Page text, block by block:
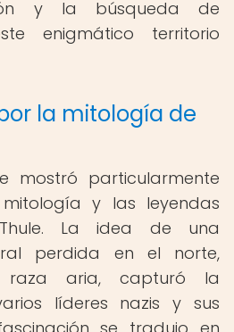
y la búsqueda de
enigmático territorio
la mitología de
mostró particularmente
y las leyendas
La idea de una
perdida en el norte,
aria, capturó la
líderes nazis y sus